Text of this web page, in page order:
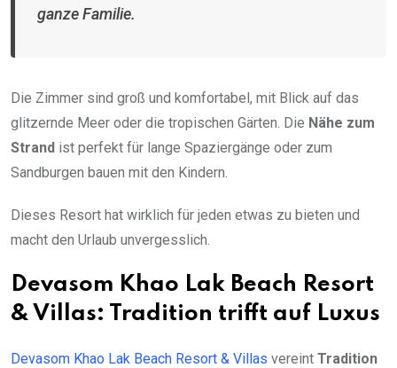
ganze Familie.
Die Zimmer sind groß und komfortabel, mit Blick auf das
glitzernde Meer oder die tropischen Gärten. Die Nähe zum
Strand ist perfekt für lange Spaziergänge oder zum
Sandburgen bauen mit den Kindern.
Dieses Resort hat wirklich für jeden etwas zu bieten und
macht den Urlaub unvergesslich.
Devasom Khao Lak Beach Resort
& Villas: Tradition trifft auf Luxus
Devasom Khao Lak Beach Resort & Villas vereint Tradition